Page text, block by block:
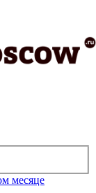
месяце